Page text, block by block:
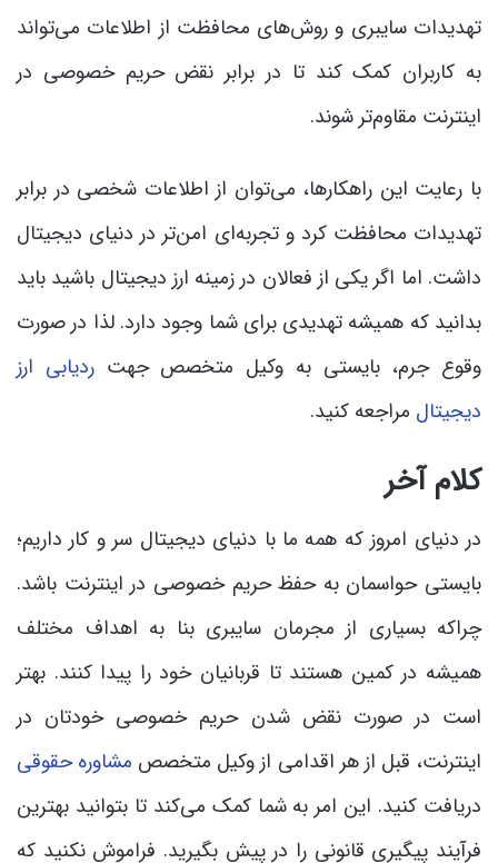
تهدیدات سایبری و روش‌های محافظت از اطلاعات می‌تواند
به کاربران کمک کند تا در برابر نقض حریم خصوصی در
اینترنت مقاوم‌تر شوند.
با رعایت این راهکارها، می‌توان از اطلاعات شخصی در برابر
تهدیدات محافظت کرد و تجربه‌ای امن‌تر در دنیای دیجیتال
داشت. اما اگر یکی از فعالان در زمینه ارز دیجیتال باشید باید
بدانید که همیشه تهدیدی برای شما وجود دارد. لذا در صورت
وقوع جرم، بایستی به وکیل متخصص جهتردیابی ارز
دیجیتال مراجعه کنید.
کلام آخر
در دنیای امروز که همه ما با دنیای دیجیتال سر و کار داریم؛
بایستی حواسمان به حفظ حریم خصوصی در اینترنت باشد.
چراکه بسیاری از مجرمان سایبری بنا به اهداف مختلف
همیشه در کمین هستند تا قربانیان خود را پیدا کنند. بهتر
است در صورت نقض شدن حریم خصوصی خودتان در
اینترنت، قبل از هر اقدامی از وکیل متخصص مشاوره حقوقی
دریافت کنید. این امر به شما کمک می‌کند تا بتوانید بهترین
فرآیند پیگیری قانونی را در پیش بگیرید. فراموش نکنید که